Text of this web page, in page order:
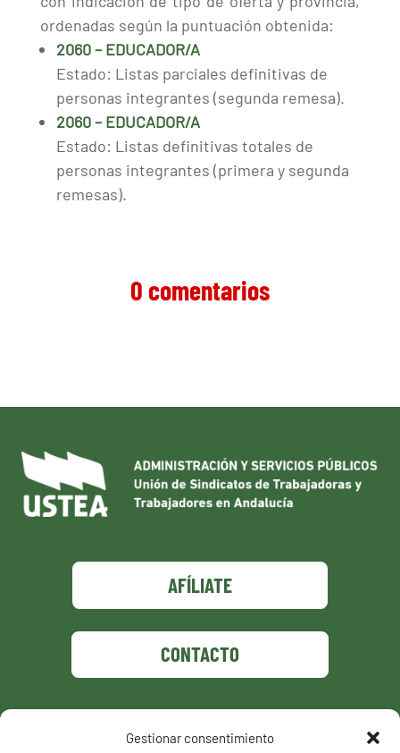
Gestionar consentimiento
ordenadas según la puntuación obtenida:
2060 – EDUCADOR/A
Estado: Listas parciales definitivas de
personas integrantes (segunda remesa).
2060 – EDUCADOR/A
Estado: Listas definitivas totales de
personas integrantes (primera y segunda
remesas).
0 comentarios
AFÍLIATE
CONTACTO